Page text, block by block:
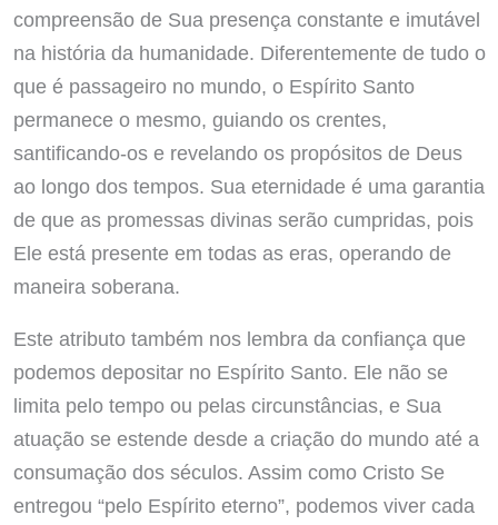
compreensão de Sua presença constante e imutável
na história da humanidade. Diferentemente de tudo o
que é passageiro no mundo, o Espírito Santo
permanece o mesmo, guiando os crentes,
santificando-os e revelando os propósitos de Deus
ao longo dos tempos. Sua eternidade é uma garantia
de que as promessas divinas serão cumpridas, pois
Ele está presente em todas as eras, operando de
maneira soberana.
Este atributo também nos lembra da confiança que
podemos depositar no Espírito Santo. Ele não se
limita pelo tempo ou pelas circunstâncias, e Sua
atuação se estende desde a criação do mundo até a
consumação dos séculos. Assim como Cristo Se
entregou “pelo Espírito eterno”, podemos viver cada